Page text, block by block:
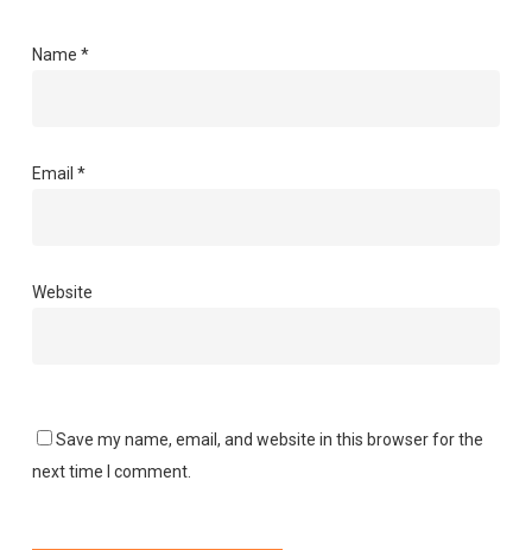
Name *
Email *
Website
Save my name, email, and website in this browser for the
next time I comment.